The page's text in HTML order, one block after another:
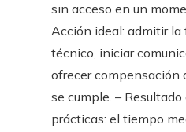
sin acceso en un
Acción ideal: admitir la
técnico, iniciar
ofrecer compensación
se cumple. –
prácticas: el tiempo